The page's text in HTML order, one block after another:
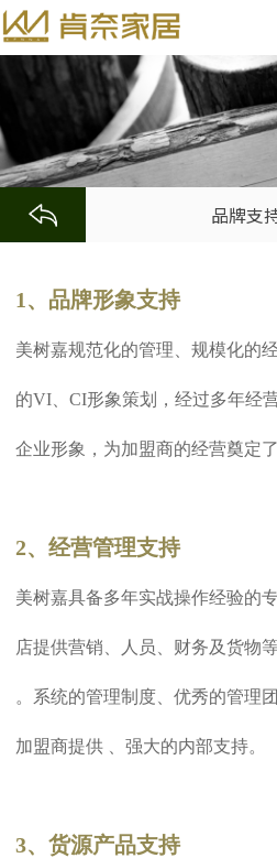
品牌支
1、品牌形象支持
美树嘉规范化的管理、规模化的
的VI、CI形象策划，经过多年经
企业形象，为加盟商的经营奠定
2、经营管理支持
美树嘉具备多年实战操作经验的
店提供营销、人员、财务及货物
。系统的管理制度、优秀的管理
加盟商提供 、强大的内部支持。
3、货源产品支持